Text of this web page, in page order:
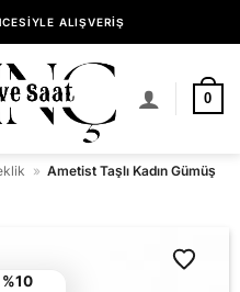
ALIŞVERİŞ
0
» Ametist Taşlı Kadın Gümüş